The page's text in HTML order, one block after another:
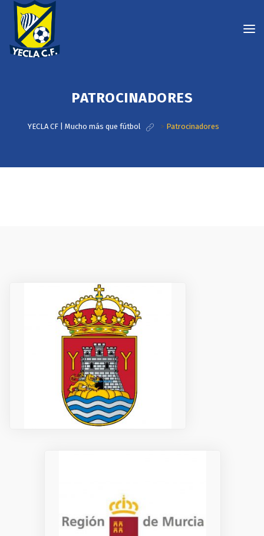
PATROCINADORES
YECLA CF | Mucho más que fútbol > Patrocinadores